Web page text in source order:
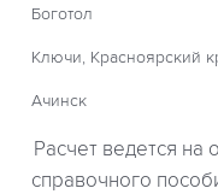
Боготол
Ключи, Красноярский
Ачинск
Расчет ведется на
справочного